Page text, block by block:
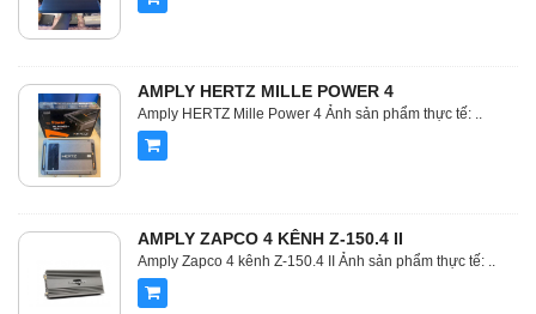
AMPLY HERTZ MILLE POWER 4
Amply HERTZ Mille Power 4 Ảnh sản phẩm thực tế: ..
AMPLY ZAPCO 4 KÊNH Z-150.4 II
Amply Zapco 4 kênh Z-150.4 II Ảnh sản phẩm thực tế: ..